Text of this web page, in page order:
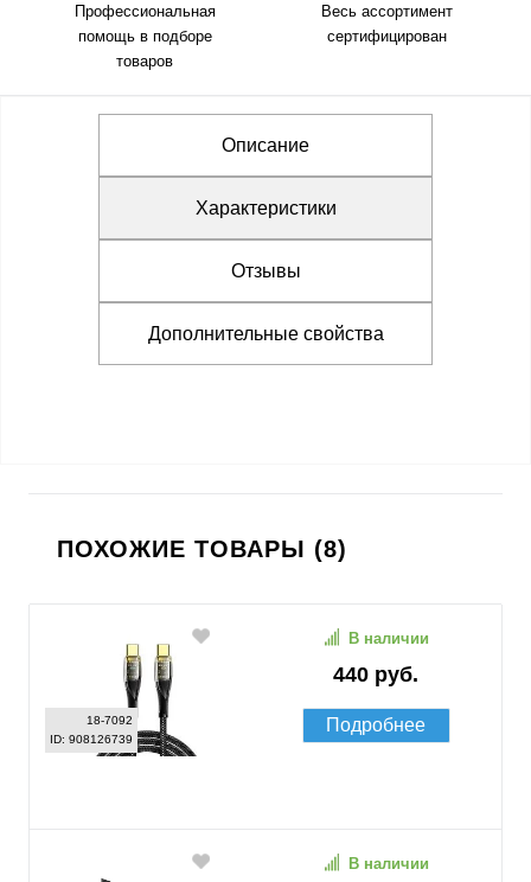
Профессиональная
помощь в подборе
товаров
Весь ассортимент
сертифицирован
Описание
Характеристики
Отзывы
Дополнительные свойства
ПОХОЖИЕ ТОВАРЫ (8)
18-7092
ID: 908126739
440 руб.
В наличии
Подробнее
В наличии